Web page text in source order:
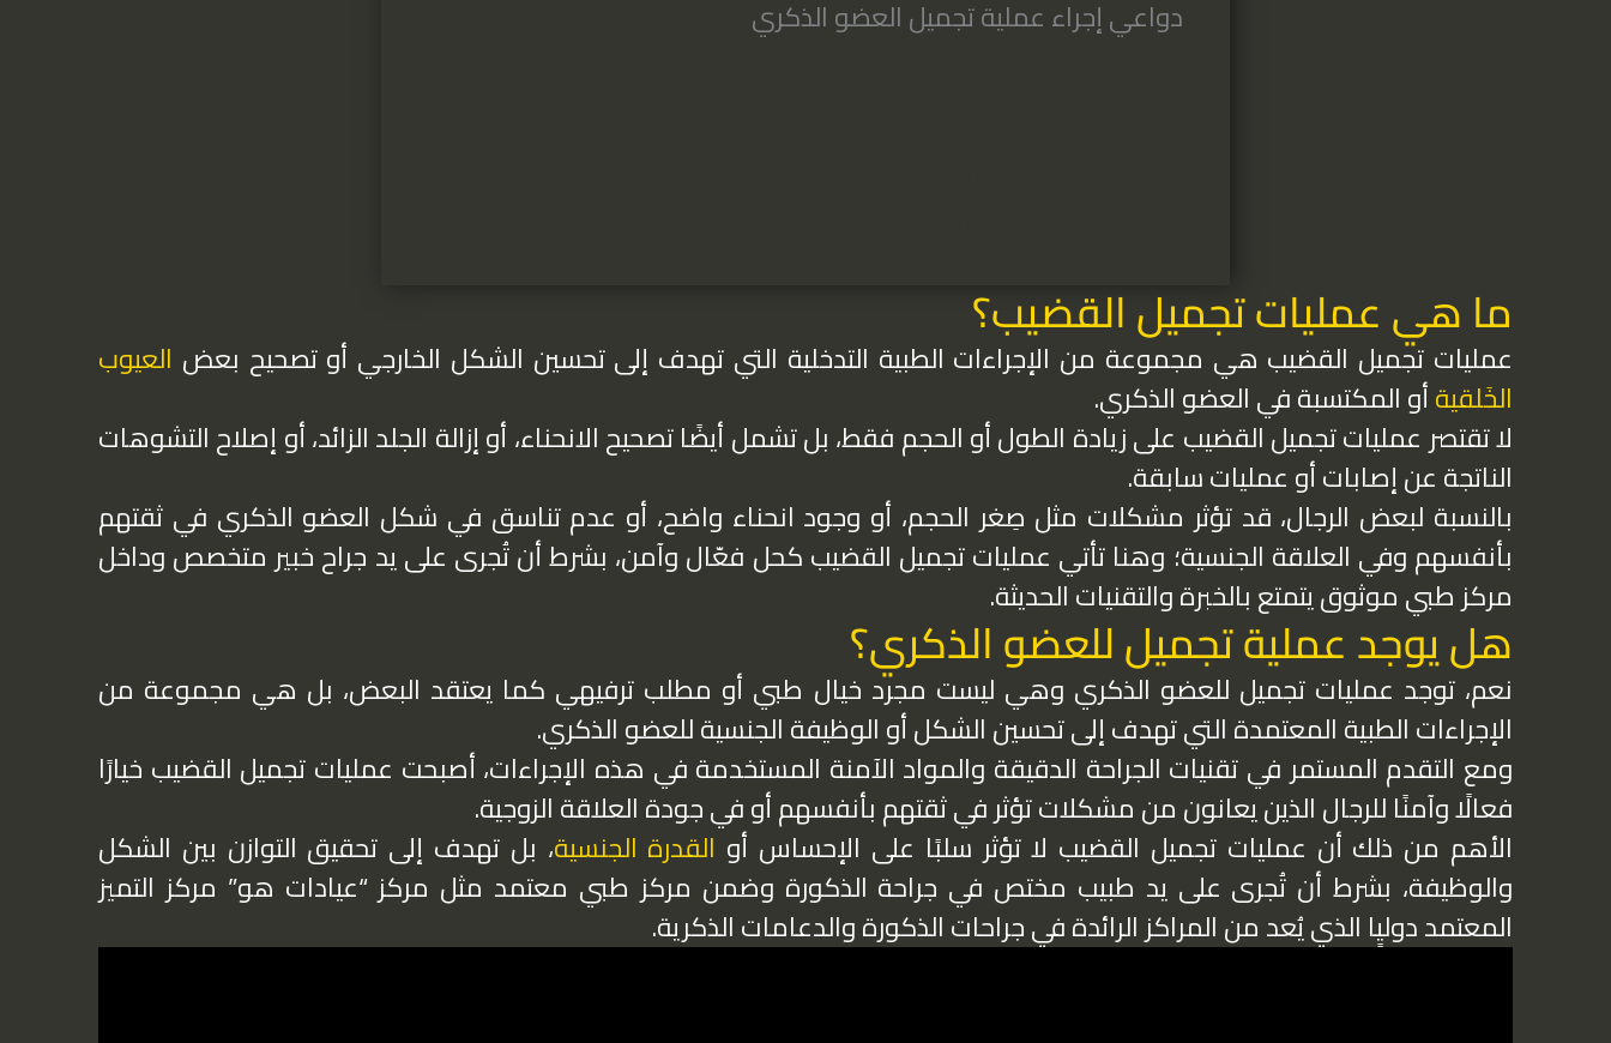
دواعي إجراء عملية تجميل العضو الذكري
ما هي عمليات تجميل القضيب؟
عمليات تجميل القضيب هي مجموعة من الإجراءات الطبية التدخلية التي تهدف إلى تحسين الشكل الخارجي أو تصحيح بعض العيوب
الخَلقيةأو المكتسبة في العضو الذكري.
لا تقتصر عمليات تجميل القضيب على زيادة الطول أو الحجم فقط، بل تشمل أيضًا تصحيح الانحناء، أو إزالة الجلد الزائد، أو إصلاح التشوهات
الناتجة عن إصابات أو عمليات سابقة.
بالنسبة لبعض الرجال، قد تؤثر مشكلات مثل صِغر الحجم، أو وجود انحناء واضح، أو عدم تناسق في شكل العضو الذكري في ثقتهم
بأنفسهم وفي العلاقة الجنسية؛ وهنا تأتي عمليات تجميل القضيب كحل فعّال وآمن، بشرط أن تُجرى على يد جراح خبير متخصص وداخل
مركز طبي موثوق يتمتع بالخبرة والتقنيات الحديثة.
هل يوجد عملية تجميل للعضو الذكري؟
نعم، توجد عمليات تجميل للعضو الذكري وهي ليست مجرد خيال طبي أو مطلب ترفيهي كما يعتقد البعض، بل هي مجموعة من
الإجراءات الطبية المعتمدة التي تهدف إلى تحسين الشكل أو الوظيفة الجنسية للعضو الذكري.
ومع التقدم المستمر في تقنيات الجراحة الدقيقة والمواد الآمنة المستخدمة في هذه الإجراءات، أصبحت عمليات تجميل القضيب خيارًا
فعالًا وآمنًا للرجال الذين يعانون من مشكلات تؤثر في ثقتهم بأنفسهم أو في جودة العلاقة الزوجية.
الأهم من ذلك أن عمليات تجميل القضيب لا تؤثر سلبًا على الإحساس أو القدرة الجنسية، بل تهدف إلى تحقيق التوازن بين الشكل
والوظيفة، بشرط أن تُجرى على يد طبيب مختص في جراحة الذكورة وضمن مركز طبي معتمد مثل مركز “عيادات هو” مركز التميز
المعتمد دوليٍا الذي يُعد من المراكز الرائدة في جراحات الذكورة والدعامات الذكرية.